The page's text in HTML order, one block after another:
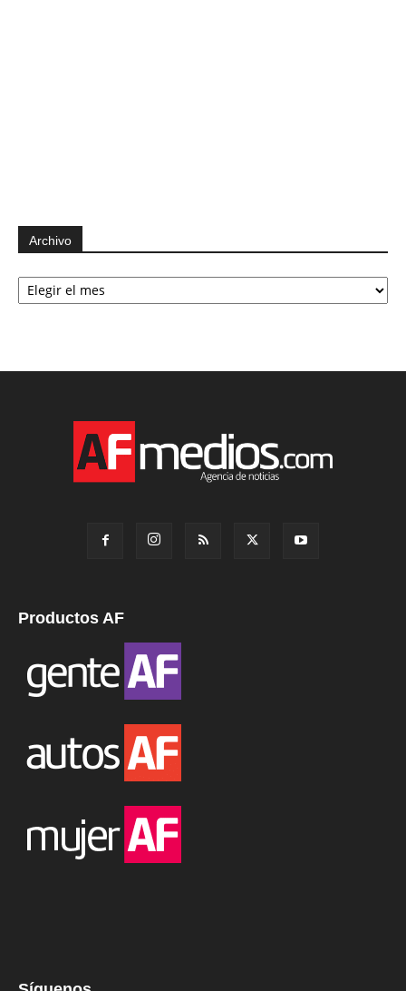
Archivo
Archivo
Productos AF